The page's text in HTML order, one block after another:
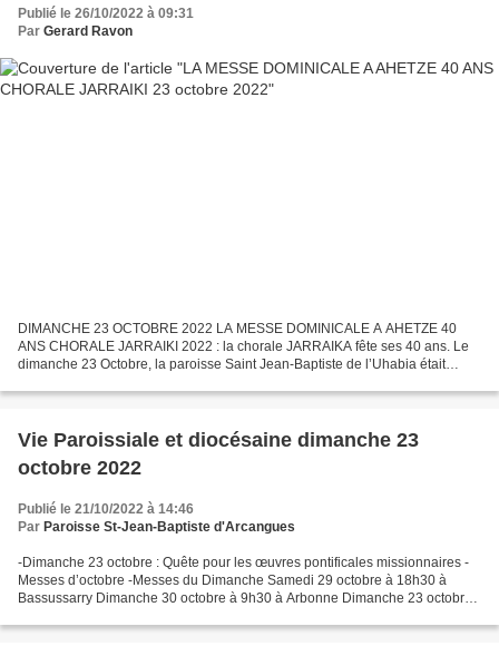
Publié le 26/10/2022 à 09:31
Par Gerard Ravon
DIMANCHE 23 OCTOBRE 2022 LA MESSE DOMINICALE A AHETZE 40
ANS CHORALE JARRAIKI 2022 : la chorale JARRAIKA fête ses 40 ans. Le
dimanche 23 Octobre, la paroisse Saint Jean-Baptiste de l’Uhabia était
Vie Paroissiale et diocésaine dimanche 23
octobre 2022
Publié le 21/10/2022 à 14:46
Par Paroisse St-Jean-Baptiste d'Arcangues
-Dimanche 23 octobre : Quête pour les œuvres pontificales missionnaires -
Messes d’octobre -Messes du Dimanche Samedi 29 octobre à 18h30 à
Bassussarry Dimanche 30 octobre à 9h30 à Arbonne Dimanche 23 octobre